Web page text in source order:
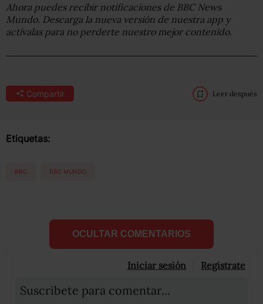
Ahora puedes recibir notificaciones de BBC News
Mundo. Descarga la nueva versión de nuestra app y
actívalas para no perderte nuestro mejor contenido.
Compartir Leer después
Etiquetas:
BBC BBC MUNDO
OCULTAR COMENTARIOS
Iniciar sesión Registrate
Suscribete para comentar...